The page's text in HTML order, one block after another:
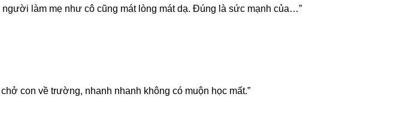
làm mẹ như cô cũng mát lòng mát dạ. Đúng là sức mạnh của…”
con về trường, nhanh nhanh không có muộn học mất.”